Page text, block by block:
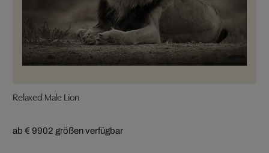
Relaxed Male Lion
ab € 9902 größen verfügbar